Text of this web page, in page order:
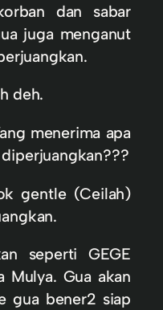
dan sabar
juga menganut
deh.
menerima apa
gentle (Ceilah)
seperti GEGE
Mulya. Gua akan
gua bener2 siap